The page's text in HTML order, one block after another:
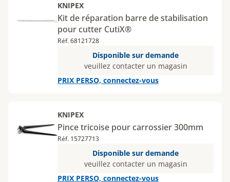
KNIPEX
Kit de réparation barre de stabilisation
pour cutter CutiX®
Réf. 68121728
Disponible sur demande
veuillez contacter un magasin
PRIX PERSO, connectez-vous
KNIPEX
Pince tricoise pour carrossier 300mm
Réf. 15727713
Disponible sur demande
veuillez contacter un magasin
PRIX PERSO, connectez-vous